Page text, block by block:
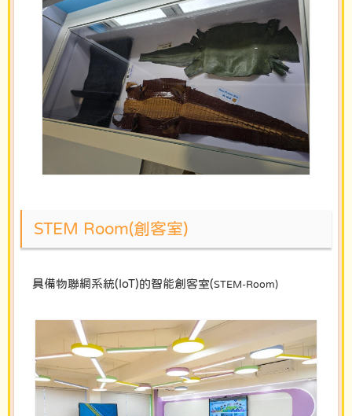
STEM Room(創客室)
具備物聯網系統(IoT)的智能創客室(STEM-Room)